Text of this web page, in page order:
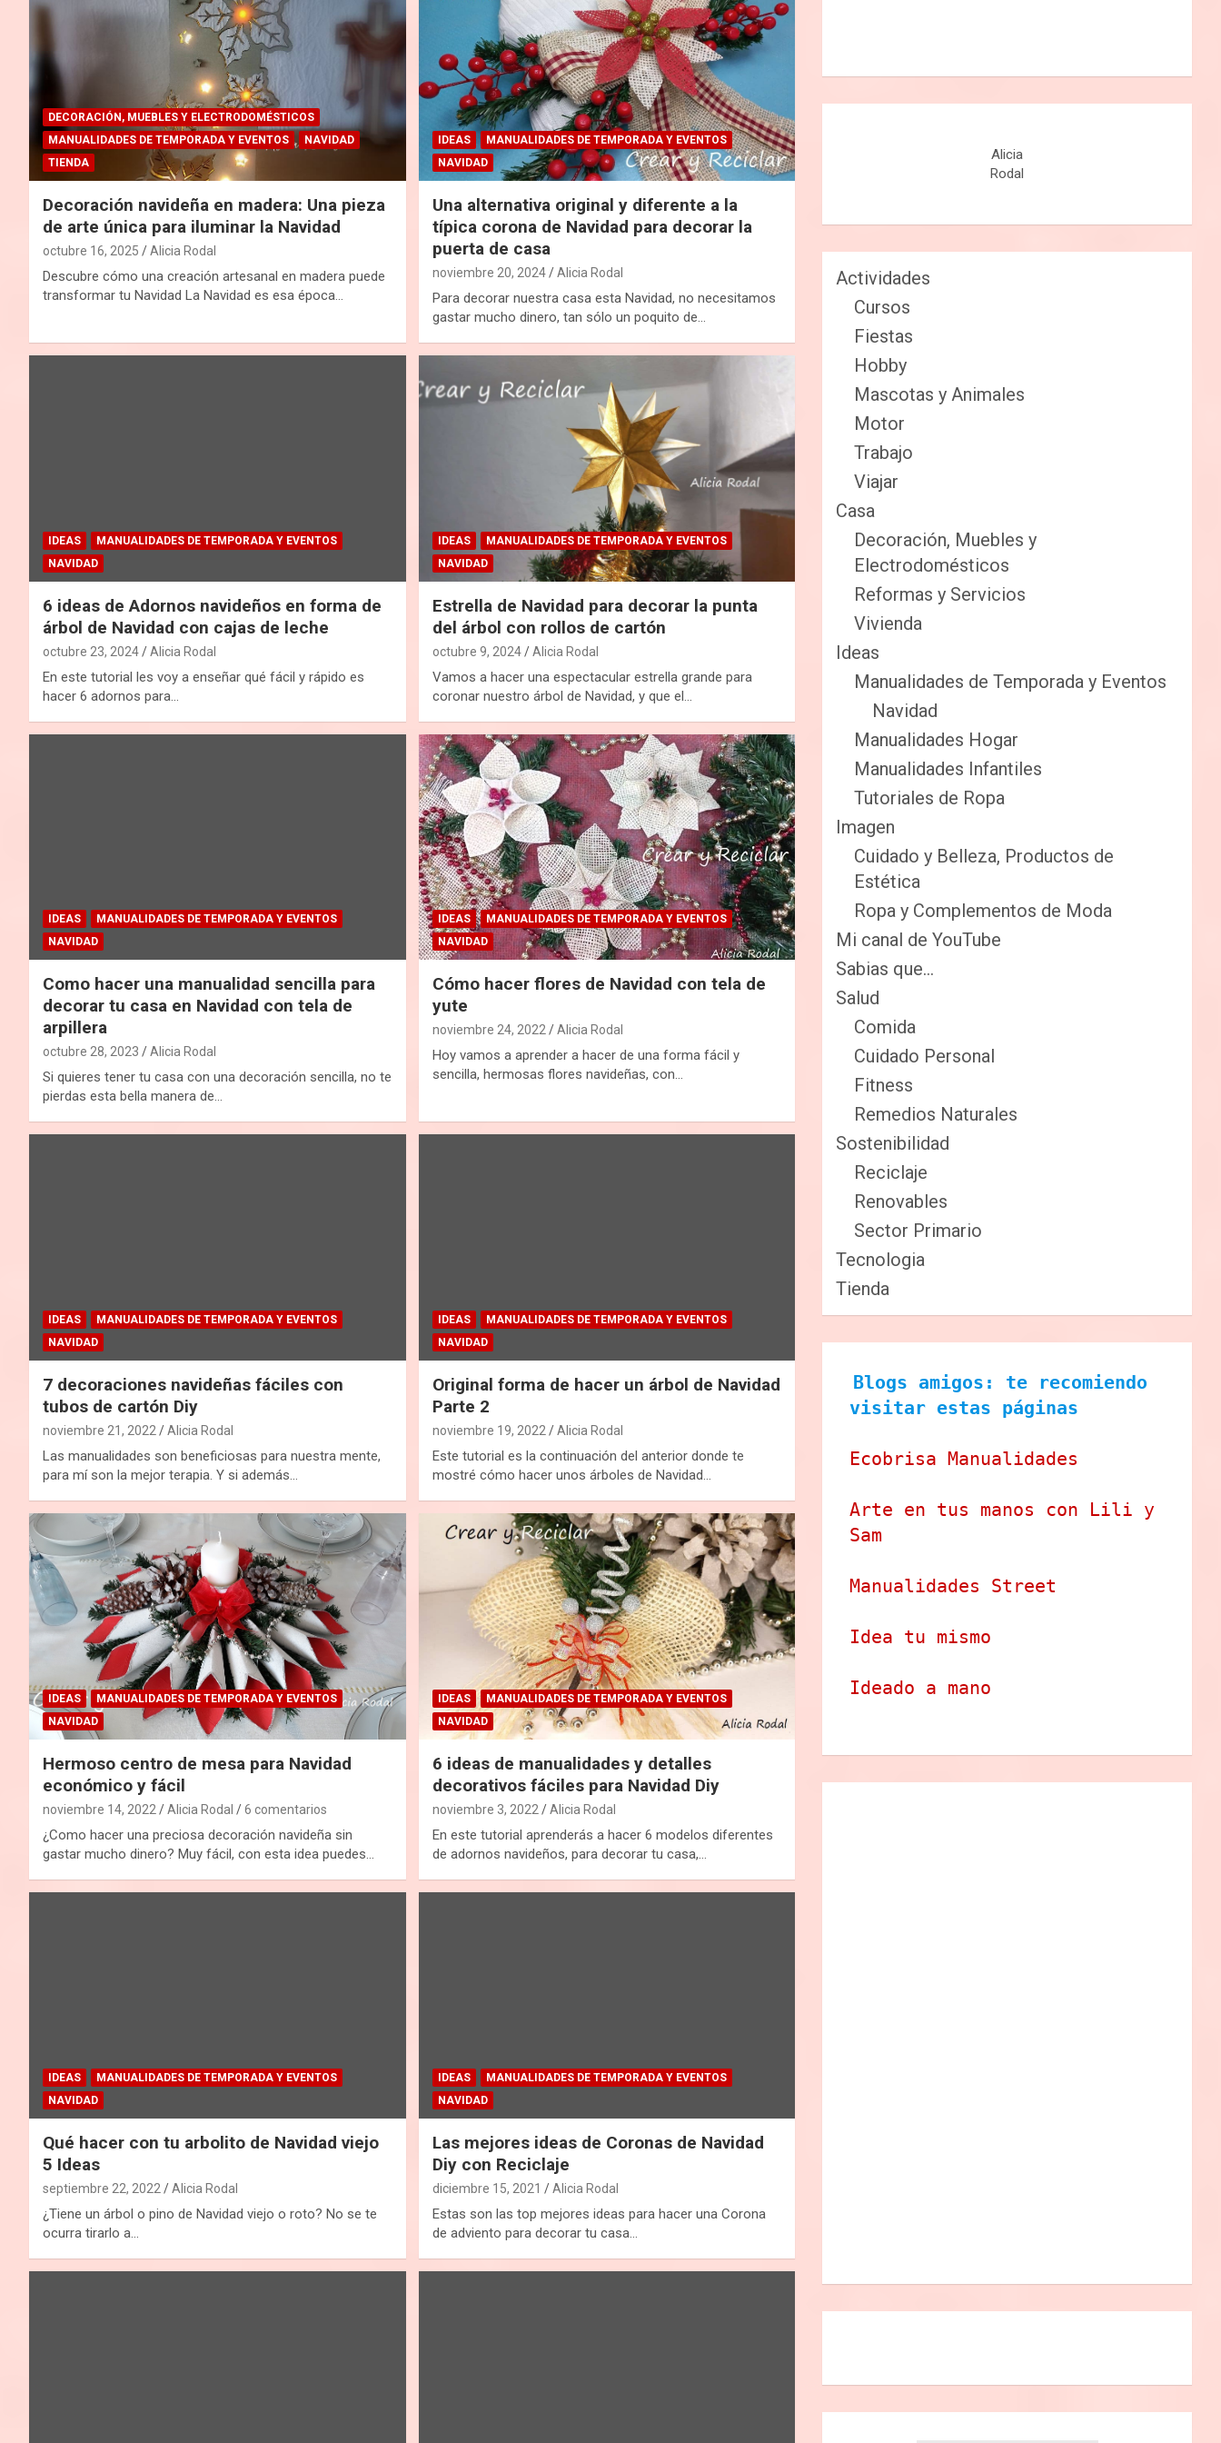
DECORACIÓN, MUEBLES Y ELECTRODOMÉSTICOS
MANUALIDADES DE TEMPORADA Y EVENTOS
NAVIDAD
TIENDA
Decoración navideña en madera: Una pieza
de arte única para iluminar la Navidad
octubre 16, 2025 Alicia Rodal
Descubre cómo una creación artesanal en madera puede
transformar tu Navidad La Navidad es esa época…
IDEAS
MANUALIDADES DE TEMPORADA Y EVENTOS
NAVIDAD
Una alternativa original y diferente a la
típica corona de Navidad para decorar la
puerta de casa
noviembre 20, 2024 Alicia Rodal
Para decorar nuestra casa esta Navidad, no necesitamos
gastar mucho dinero, tan sólo un poquito de…
IDEAS
MANUALIDADES DE TEMPORADA Y EVENTOS
NAVIDAD
6 ideas de Adornos navideños en forma de
árbol de Navidad con cajas de leche
octubre 23, 2024 Alicia Rodal
En este tutorial les voy a enseñar qué fácil y rápido es
hacer 6 adornos para…
IDEAS
MANUALIDADES DE TEMPORADA Y EVENTOS
NAVIDAD
Estrella de Navidad para decorar la punta
del árbol con rollos de cartón
octubre 9, 2024 Alicia Rodal
Vamos a hacer una espectacular estrella grande para
coronar nuestro árbol de Navidad, y que el…
IDEAS
MANUALIDADES DE TEMPORADA Y EVENTOS
NAVIDAD
Como hacer una manualidad sencilla para
decorar tu casa en Navidad con tela de
arpillera
octubre 28, 2023 Alicia Rodal
Si quieres tener tu casa con una decoración sencilla, no te
pierdas esta bella manera de…
IDEAS
MANUALIDADES DE TEMPORADA Y EVENTOS
NAVIDAD
Cómo hacer flores de Navidad con tela de
yute
noviembre 24, 2022 Alicia Rodal
Hoy vamos a aprender a hacer de una forma fácil y
sencilla, hermosas flores navideñas, con…
IDEAS
MANUALIDADES DE TEMPORADA Y EVENTOS
NAVIDAD
7 decoraciones navideñas fáciles con
tubos de cartón Diy
noviembre 21, 2022 Alicia Rodal
Las manualidades son beneficiosas para nuestra mente,
para mí son la mejor terapia. Y si además…
IDEAS
MANUALIDADES DE TEMPORADA Y EVENTOS
NAVIDAD
Original forma de hacer un árbol de Navidad
Parte 2
noviembre 19, 2022 Alicia Rodal
Este tutorial es la continuación del anterior donde te
mostré cómo hacer unos árboles de Navidad…
IDEAS
MANUALIDADES DE TEMPORADA Y EVENTOS
NAVIDAD
Hermoso centro de mesa para Navidad
económico y fácil
noviembre 14, 2022 Alicia Rodal 6 comentarios
¿Como hacer una preciosa decoración navideña sin
gastar mucho dinero? Muy fácil, con esta idea puedes…
IDEAS
MANUALIDADES DE TEMPORADA Y EVENTOS
NAVIDAD
6 ideas de manualidades y detalles
decorativos fáciles para Navidad Diy
noviembre 3, 2022 Alicia Rodal
En este tutorial aprenderás a hacer 6 modelos diferentes
de adornos navideños, para decorar tu casa,…
IDEAS
MANUALIDADES DE TEMPORADA Y EVENTOS
NAVIDAD
Qué hacer con tu arbolito de Navidad viejo
5 Ideas
septiembre 22, 2022 Alicia Rodal
¿Tiene un árbol o pino de Navidad viejo o roto? No se te
ocurra tirarlo a…
IDEAS
MANUALIDADES DE TEMPORADA Y EVENTOS
NAVIDAD
Las mejores ideas de Coronas de Navidad
Diy con Reciclaje
diciembre 15, 2021 Alicia Rodal
Estas son las top mejores ideas para hacer una Corona
de adviento para decorar tu casa…
Alicia
Rodal
Actividades
Cursos
Fiestas
Hobby
Mascotas y Animales
Motor
Trabajo
Viajar
Casa
Decoración, Muebles y
Electrodomésticos
Reformas y Servicios
Vivienda
Ideas
Manualidades de Temporada y Eventos
Navidad
Manualidades Hogar
Manualidades Infantiles
Tutoriales de Ropa
Imagen
Cuidado y Belleza, Productos de
Estética
Ropa y Complementos de Moda
Mi canal de YouTube
Sabias que…
Salud
Comida
Cuidado Personal
Fitness
Remedios Naturales
Sostenibilidad
Reciclaje
Renovables
Sector Primario
Tecnologia
Tienda
Blogs amigos: te recomiendo
visitar estas páginas
Ecobrisa Manualidades
Arte en tus manos con Lili y
Sam
Manualidades Street
Idea tu mismo
Ideado a mano